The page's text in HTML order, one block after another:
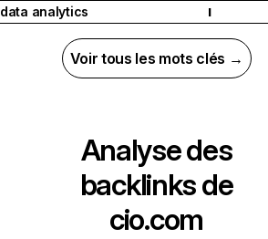
data analytics I
Voir tous les mots clés →
Analyse des
backlinks de
cio.com